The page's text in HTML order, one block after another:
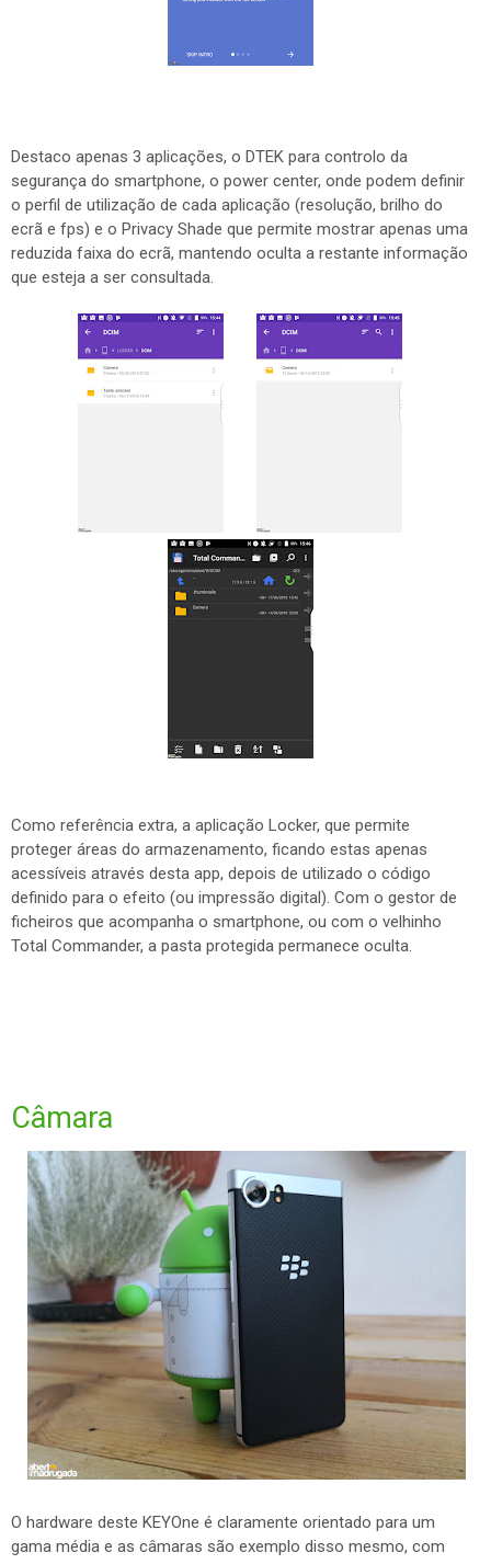
Destaco apenas 3 aplicações, o DTEK para controlo da
segurança do smartphone, o power center, onde podem definir
o perfil de utilização de cada aplicação (resolução, brilho do
ecrã e fps) e o Privacy Shade que permite mostrar apenas uma
reduzida faixa do ecrã, mantendo oculta a restante informação
que esteja a ser consultada.
Como referência extra, a aplicação Locker, que permite
proteger áreas do armazenamento, ficando estas apenas
acessíveis através desta app, depois de utilizado o código
definido para o efeito (ou impressão digital). Com o gestor de
ficheiros que acompanha o smartphone, ou com o velhinho
Total Commander, a pasta protegida permanece oculta.
Câmara
O hardware deste KEYOne é claramente orientado para um
gama média e as câmaras são exemplo disso mesmo, com